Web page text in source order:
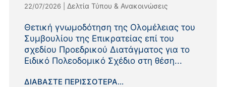
22/07/2026| Δελτία Τύπου & Ανακοινώσεις
Θετική γνωμοδότηση της Ολομέλειας του
Συμβουλίου της Επικρατείας επί του
σχεδίου Προεδρικού Διατάγματος για το
Ειδικό Πολεοδομικό Σχέδιο στη θέση...
ΔΙΑΒΆΣΤΕ ΠΕΡΙΣΣΌΤΕΡΑ...